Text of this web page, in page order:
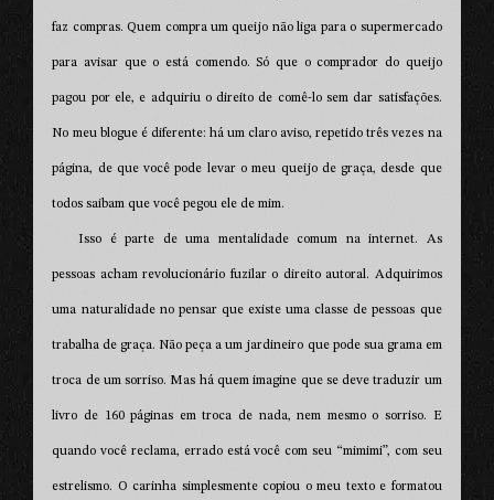
faz compras. Quem compra um queijo não liga para o supermercado
para avisar que o está comendo. Só que o comprador do queijo
pagou por ele, e adquiriu o direito de comê-lo sem dar satisfações.
No meu blogue é diferente: há um claro aviso, repetido três vezes na
página, de que você pode levar o meu queijo de graça, desde que
todos saibam que você pegou ele de mim.
Isso é parte de uma mentalidade comum na internet. As
pessoas acham revolucionário fuzilar o direito autoral. Adquirimos
uma naturalidade no pensar que existe uma classe de pessoas que
trabalha de graça. Não peça a um jardineiro que pode sua grama em
troca de um sorriso. Mas há quem imagine que se deve traduzir um
livro de 160 páginas em troca de nada, nem mesmo o sorriso. E
quando você reclama, errado está você com seu “mimimi”, com seu
estrelismo. O carinha simplesmente copiou o meu texto e formatou